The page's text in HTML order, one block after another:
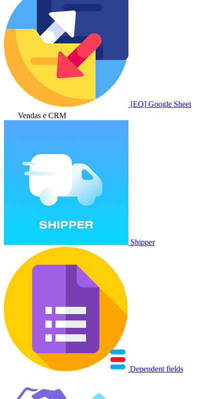
[EQ] Google Sheet
Vendas e CRM
Shipper
Dependent fields